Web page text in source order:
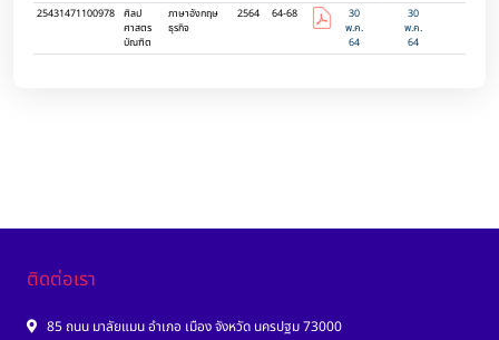
25431471100978 ศิลป
ศาสตร
บัณฑิต
ภาษาอังกฤษ
ธุรกิจ
2564 64-68
30
พ.ค.
64
30
พ.ค.
64
ติดต่อเรา
85 ถนน มาลัยแมน อำเภอ เมือง จังหวัด นครปฐม 73000